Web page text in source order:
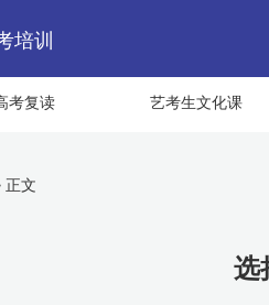
培训
考复读 艺考生文化课
正文
选